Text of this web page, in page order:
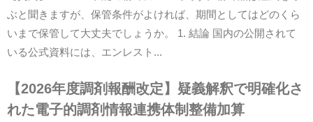
ぶと聞きますが、保管条件がよければ、期間としてはどのくら
いまで保管して大丈夫でしょうか。 1. 結論 国内の公開されて
いる公式資料には、エンレスト...
【2026年度調剤報酬改定】疑義解釈で明確化さ
れた電子的調剤情報連携体制整備加算